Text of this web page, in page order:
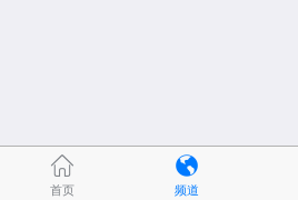
首页 频道